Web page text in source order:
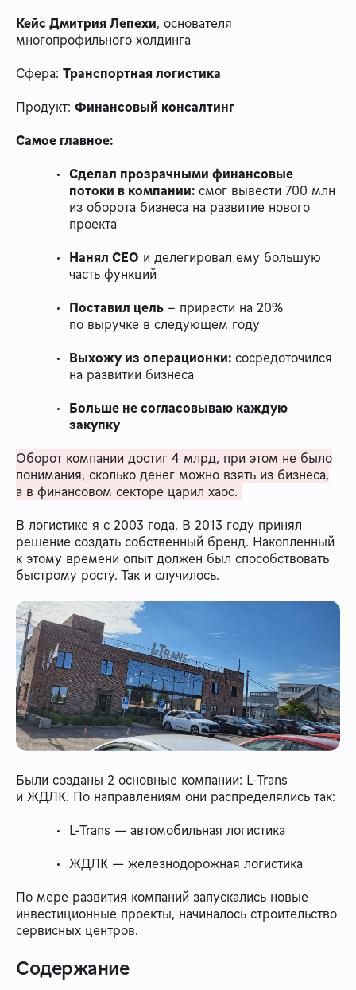
Кейс Дмитрия Лепехи, основателя
многопрофильного холдинга
Сфера: Транспортная логистика
Продукт: Финансовый консалтинг
Самое главное:
Сделал прозрачными финансовые
потоки в компании: смог вывести 700 млн
из оборота бизнеса на развитие нового
проекта
Нанял СЕО и делегировал ему большую
часть функций
Поставил цель – прирасти на 20%
по выручке в следующем году
Выхожу из операционки: сосредоточился
на развитии бизнеса
Больше не согласовываю каждую
закупку
Оборот компании достиг 4 млрд, при этом не было
понимания, сколько денег можно взять из бизнеса,
а в финансовом секторе царил хаос.
В логистике я с 2003 года. В 2013 году принял
решение создать собственный бренд. Накопленный
к этому времени опыт должен был способствовать
быстрому росту. Так и случилось.
Были созданы 2 основные компании: L-Trans
и ЖДЛК. По направлениям они распределялись так:
L-Trans — автомобильная логистика
ЖДЛК — железнодорожная логистика
По мере развития компаний запускались новые
инвестиционные проекты, начиналось строительство
сервисных центров.
Содержание